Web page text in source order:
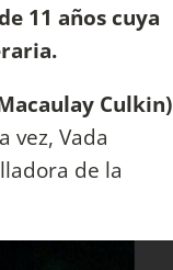
11 años cuya
Culkin)
vez, Vada
de la